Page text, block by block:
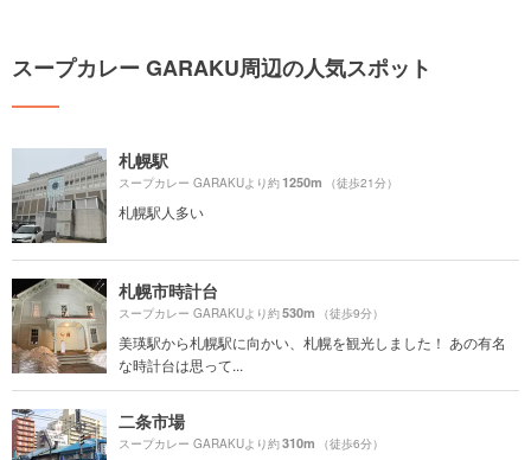
スープカレー GARAKU周辺の人気スポット
札幌駅
スープカレー GARAKUより約1250m （徒歩21分）
札幌駅人多い
札幌市時計台
スープカレー GARAKUより約530m （徒歩9分）
美瑛駅から札幌駅に向かい、札幌を観光しました！ あの有名
な時計台は思って...
二条市場
スープカレー GARAKUより約310m （徒歩6分）